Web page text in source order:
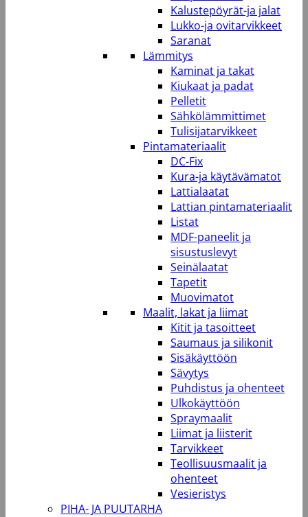
Kalustepöyrät-ja jalat
Lukko-ja ovitarvikkeet
Saranat
Lämmitys
Kaminat ja takat
Kiukaat ja padat
Pelletit
Sähkölämmittimet
Tulisijatarvikkeet
Pintamateriaalit
DC-Fix
Kura-ja käytävämatot
Lattialaatat
Lattian pintamateriaalit
Listat
MDF-paneelit ja
sisustuslevyt
Seinälaatat
Tapetit
Muovimatot
Maalit, lakat ja liimat
Kitit ja tasoitteet
Saumaus ja silikonit
Sisäkäyttöön
Sävytys
Puhdistus ja ohenteet
Ulkokäyttöön
Spraymaalit
Liimat ja liisterit
Tarvikkeet
Teollisuusmaalit ja
ohenteet
Vesieristys
PIHA- JA PUUTARHA